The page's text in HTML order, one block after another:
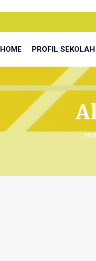
HOME PROFIL SEKOLAH